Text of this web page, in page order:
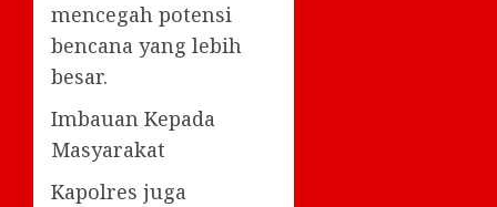
mencegah potensi
bencana yang lebih
besar.
Imbauan Kepada
Masyarakat
Kapolres juga